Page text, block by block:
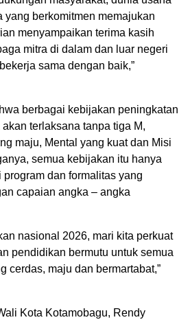
yang berkomitmen memajukan
menyampaikan terima kasih
mitra di dalam dan luar negeri
sama dengan baik,”
berbagai kebijakan peningkatan
terlaksana tanpa tiga M,
maju, Mental yang kuat dan Misi
semua kebijakan itu hanya
dan formalitas yang
capaian angka – angka
nasional 2026, mari kita perkuat
pendidikan bermutu untuk semua
cerdas, maju dan bermartabat,”
Kota Kotamobagu, Rendy